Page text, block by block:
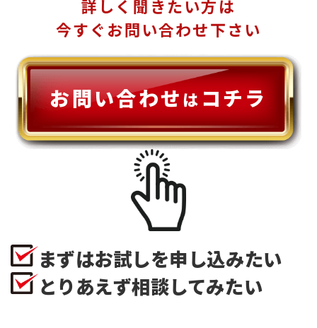
詳しく聞きたい方は
今すぐお問い合わせ下さい
お問い合わせは コチラ
まずはお試しを申し込みたい
とりあえず相談してみたい